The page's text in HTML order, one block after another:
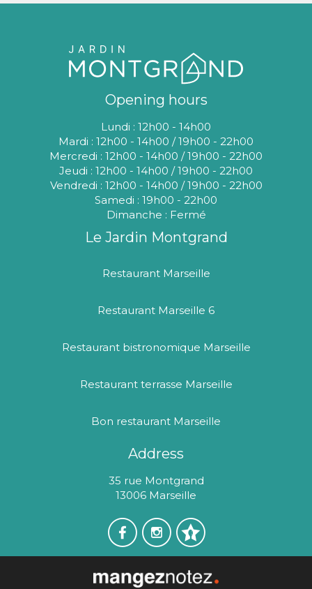
Opening hours
Lundi : 12h00 - 14h00
Mardi : 12h00 - 14h00 / 19h00 - 22h00
Mercredi : 12h00 - 14h00 / 19h00 - 22h00
Jeudi : 12h00 - 14h00 / 19h00 - 22h00
Vendredi : 12h00 - 14h00 / 19h00 - 22h00
Samedi : 19h00 - 22h00
Dimanche : Fermé
Le Jardin Montgrand
Restaurant Marseille
Restaurant Marseille 6
Restaurant bistronomique Marseille
Restaurant terrasse Marseille
Bon restaurant Marseille
Address
35 rue Montgrand
13006 Marseille